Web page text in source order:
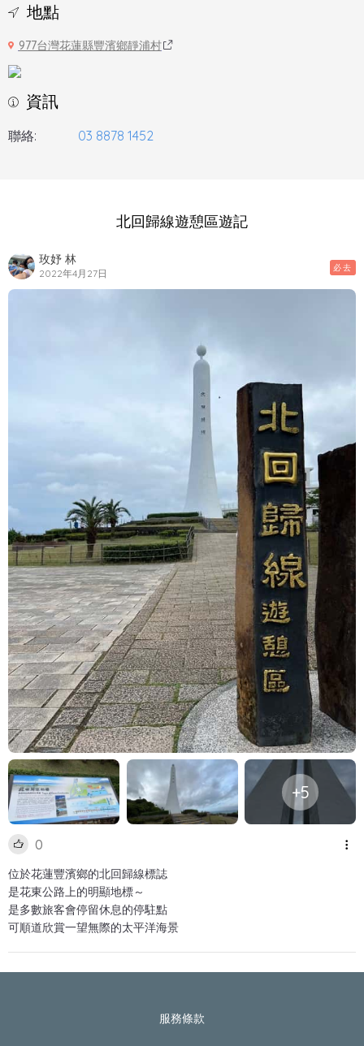
地點
977台灣花蓮縣豐濱鄉靜浦村
資訊
聯絡: 03 8878 1452
北回歸線遊憩區遊記
玫妤 林
2022年4月27日 必去
+5
0
位於花蓮豐濱鄉的北回歸線標誌
是花東公路上的明顯地標～
是多數旅客會停留休息的停駐點
可順道欣賞一望無際的太平洋海景
服務條款